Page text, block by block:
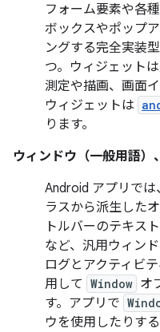
フォーム要素や各
ボックスやポップ
ングする完全実装
つ。ウィジェット
測定や描画、画面
ウィジェットは
ります。
ウィンドウ（一般用語）、
Android アプリで
ラスから派生した
トルバーのテキス
など、汎用ウィン
ログとアクティビ
用して Window オ
す。アプリで
ウを使用したりす